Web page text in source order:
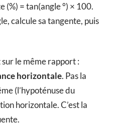
(%) = tan(angle °) × 100.
calcule sa tangente, puis
le même rapport :
horizontale. Pas la
(l’hypoténuse du
horizontale. C’est la